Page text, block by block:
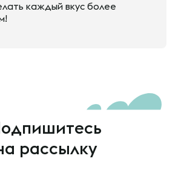
каждый вкус более
рассылку